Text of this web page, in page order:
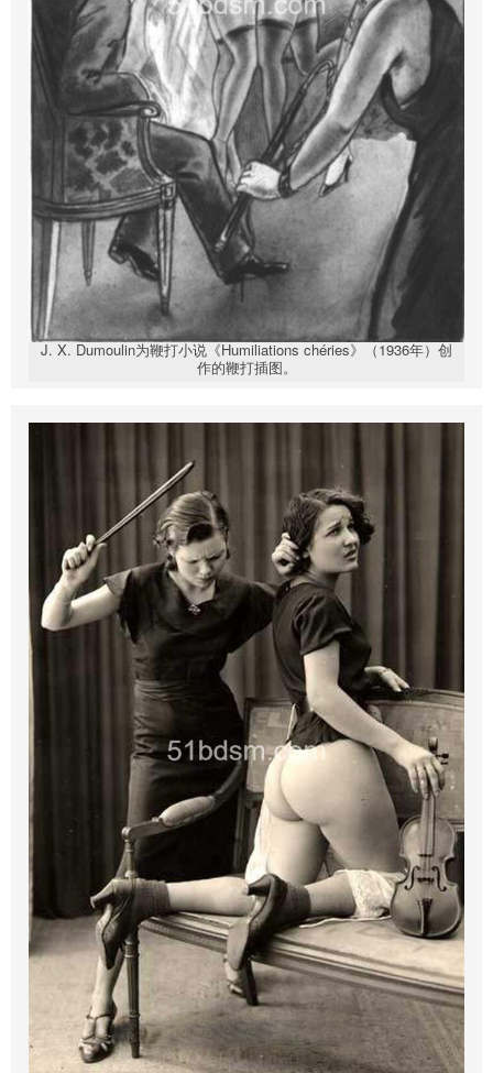
J. X. Dumoulin为鞭打小说《Humiliations chéries》（1936年）创
作的鞭打插图。